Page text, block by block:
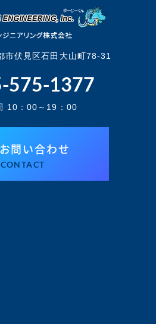
伏見区石田大山町78-31
575-1377
10：00～19：00
お問い合わせ
CONTACT